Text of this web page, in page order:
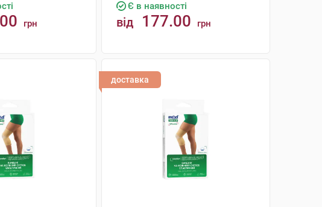
грн
Є в наявності
від 177.00 грн
доставка